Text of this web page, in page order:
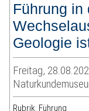
Führung in
Geologie
Freitag,
Rubrik: Führung